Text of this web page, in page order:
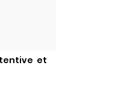
et